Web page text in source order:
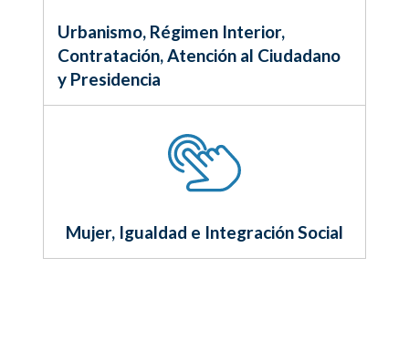
Urbanismo, Régimen Interior,
Contratación, Atención al Ciudadano
y Presidencia
Mujer, Igualdad e Integración Social